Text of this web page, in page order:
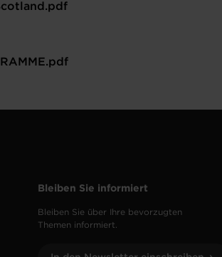
Bleiben Sie informiert
Bleiben Sie über Ihre bevorzugten
Themen informiert.